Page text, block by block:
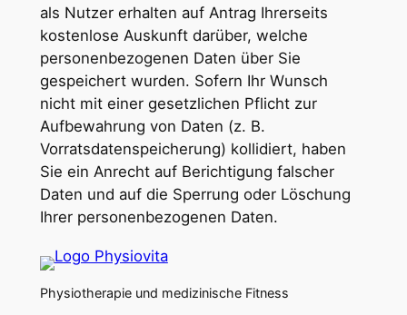
als Nutzer erhalten auf Antrag Ihrerseits
kostenlose Auskunft darüber, welche
personenbezogenen Daten über Sie
gespeichert wurden. Sofern Ihr Wunsch
nicht mit einer gesetzlichen Pflicht zur
Aufbewahrung von Daten (z. B.
Vorratsdatenspeicherung) kollidiert, haben
Sie ein Anrecht auf Berichtigung falscher
Daten und auf die Sperrung oder Löschung
Ihrer personenbezogenen Daten.
Physiotherapie und medizinische Fitness